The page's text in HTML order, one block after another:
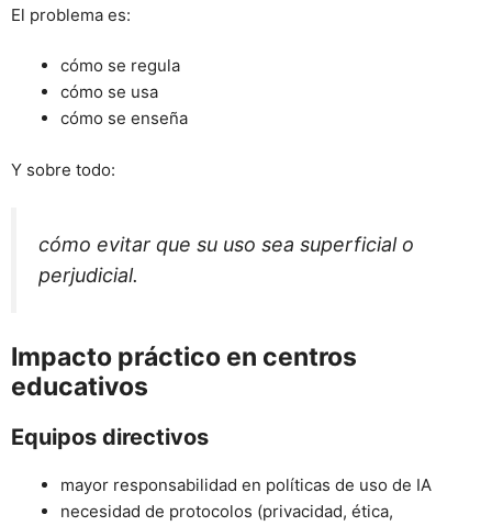
El problema es:
cómo se regula
cómo se usa
cómo se enseña
Y sobre todo:
cómo evitar que su uso sea superficial o
perjudicial.
Impacto práctico en centros
educativos
Equipos directivos
mayor responsabilidad en políticas de uso de IA
necesidad de protocolos (privacidad, ética,